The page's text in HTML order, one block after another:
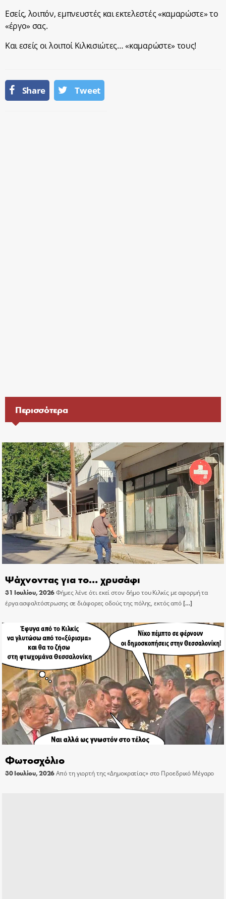
Εσείς, λοιπόν, εμπνευστές και εκτελεστές «καμαρώστε» το
«έργο» σας.
Και εσείς οι λοιποί Κιλκισιώτες… «καμαρώστε» τους!
Share Tweet
Περισσότερα
Ψάχνοντας για το… χρυσάφι
31 Ιουλίου, 2026Φήμες λένε ότι εκεί στον δήμο του Κιλκίς με αφορμή τα
έργα ασφαλτόστρωσης σε διάφορες οδούς της πόλης, εκτός από[…]
Φωτοσχόλιο
30 Ιουλίου, 2026Από τη γιορτή της «Δημοκρατίας» στο Προεδρικό Μέγαρο